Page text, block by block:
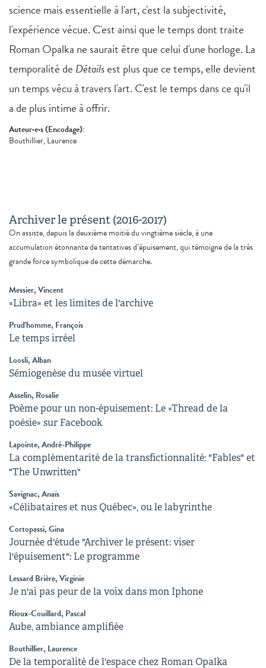
science mais essentielle à l'art, c'est la subjectivité,
l'expérience vécue. C'est ainsi que le temps dont traite
Roman Opalka ne saurait être que celui d'une horloge. La
temporalité de Détailsest plus que ce temps, elle devient
un temps vécu à travers l'art. C'est le temps dans ce qu'il
a de plus intime à offrir.
Auteur·e·s (Encodage):
Bouthillier, Laurence
Archiver le présent (2016-2017)
On assiste, depuis la deuxième moitié du vingtième siècle, à une
accumulation étonnante de tentatives d’épuisement, qui témoigne de la très
grande force symbolique de cette démarche.
Messier, Vincent
«Libra» et les limites de l'archive
Prud'homme, François
Le temps irréel
Loosli, Alban
Sémiogenèse du musée virtuel
Asselin, Rosalie
Poème pour un non-épuisement: Le «Thread de la
poésie» sur Facebook
Lapointe, André-Philippe
La complémentarité de la transfictionnalité: "Fables" et
"The Unwritten"
Savignac, Anaïs
«Célibataires et nus Québec», ou le labyrinthe
Cortopassi, Gina
Journée d'étude "Archiver le présent: viser
l'épuisement": Le programme
Lessard Brière, Virginie
Je n'ai pas peur de la voix dans mon Iphone
Rioux-Couillard, Pascal
Aube, ambiance amplifiée
Bouthillier, Laurence
De la temporalité de l'espace chez Roman Opalka